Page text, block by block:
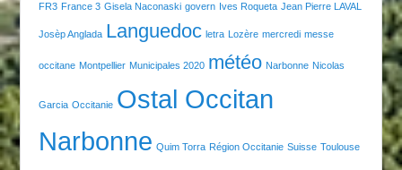
FR3 France 3 Gisela Naconaski govern Ives Roqueta Jean Pierre LAVAL
Josèp Anglada Languedoc letra Lozère mercredi messe
occitane Montpellier Municipales 2020 météo Narbonne Nicolas
Garcia Occitanie Ostal Occitan
Narbonne Quim Torra Région Occitanie Suisse Toulouse